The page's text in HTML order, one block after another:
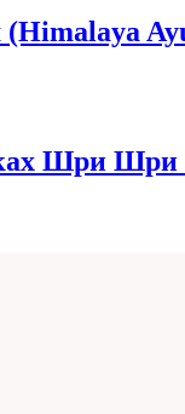
Шри Шри